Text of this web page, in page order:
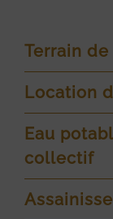
Terrain
Location
Eau
collectif